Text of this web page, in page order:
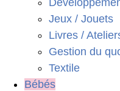
Jeux / Jouets
Livres /
Gestion du
Textile
Bébés